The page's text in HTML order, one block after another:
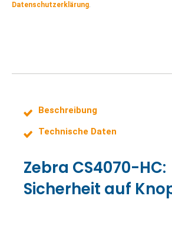
Datenschutzerklärung.
Beschreibung
Technische Daten
Zebra CS4070-HC:
Sicherheit auf